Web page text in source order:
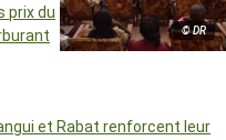
© DR
prix du
et Rabat renforcent leur